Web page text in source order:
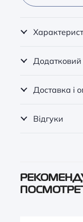
Додатковий
Доставка і
Відгуки